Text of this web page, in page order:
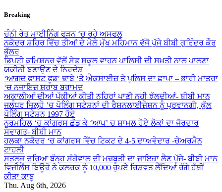
Skip
content
Breaking
ਚੰਨੀ ਰੇਤ ਮਾਈਨਿੰਗ ਫੜਨ ‘ਚ ਰਹੇ ਅਸਫਲ
ਨਕੋਦਰ ਸ਼ਹਿਰ ਵਿੱਚ ਤੀਆਂ ਦੇ ਮੇਲੇ ਮੁੱਖ ਮਹਿਮਾਨ ਵੱਜੋ ਪੁੱਜੇ ਬੀਬੀ ਗੁਰਿੰਦਰ ਕੌਰ
ਭੁੱਲਰ
ਡਿਪਟੀ ਕਮਿਸ਼ਨਰ ਵੱਲੋਂ ਸੇਫ ਸਕੂਲ ਵਾਹਨ ਪਾਲਿਸੀ ਦੀ ਸਖ਼ਤੀ ਨਾਲ ਪਾਲਣਾ
ਯਕੀਨੀ ਬਣਾਉਣ ਦੇ ਨਿਰਦੇਸ਼
‘ਆਗਦ ਫਾਸਟ ਫੂਡ’ ਢਾਬੇ ‘ਤੇ ਐਕਸਾਈਜ਼ ਤੇ ਪੁਲਿਸ ਦਾ ਛਾਪਾ – ਭਾਰੀ ਮਾਤਰਾ
‘ਚ ਨਜਾਇਜ਼ ਸ਼ਰਾਬ ਬਰਾਮਦ
ਅਕਾਲੀਆਂ ਦੀਆਂ ਪੱਕੀਆਂ ਕੀਤੀ ਨਹਿਰਾਂ ਪਾਣੀ ਨਹੀ ਝੱਲਦੀਆਂ- ਬੀਬੀ ਮਾਨ
ਜਲੰਧਰ ਜ਼ਿਲ੍ਹੇ ’ਚ ਪੋਲਿੰਗ ਸਟੇਸ਼ਨਾਂ ਦੀ ਰੈਸ਼ਨਲਾਈਜ਼ੇਸ਼ਨ ਨੂੰ ਪ੍ਰਵਾਨਗੀ, ਕੁੱਲ
ਪੋਲਿੰਗ ਸਟੇਸ਼ਨ 1997 ਹੋਏ
ਨੂਰਮਹਿਲ ‘ਚ ਕਾਂਗਰਸ ਛੱਡ ਕੇ ‘ਆਪ’ ਚ ਸ਼ਾਮਲ ਹੋਏ ਲੋਕਾਂ ਦਾ ਜੋਰਦਾਰ
ਸਵਾਗਤ- ਬੀਬੀ ਮਾਨ
ਹਲਕਾ ਨਕੋਦਰ ‘ਚ ਕਾਂਗਰਸ ਵਿੱਚ ਟਿਕਟ ਦੇ 4-5 ਦਾਅਵੇਦਾਰ -ਚੇਅਰਮੈਨ
ਟਾਹਲੀ
ਸਤਲੁਜ ਦਰਿਆ ਬੰਨ੍ਹ ਸੰਗੋਵਾਲ ਦੀ ਮਜ਼ਬੂਤੀ ਦਾ ਜਾਇਜ਼ਾ ਲੈਣ ਪੁੱਜੇ- ਬੀਬੀ ਮਾਨ
ਵਿਜੀਲੈਂਸ ਬਿਊਰੋ ਨੇ ਕਲਰਕ ਨੂੰ 10,000 ਰੁਪਏ ਰਿਸ਼ਵਤ ਲੈਂਦਿਆਂ ਰੰਗੇ ਹੱਥੀਂ
ਕੀਤਾ ਕਾਬੂ
Thu. Aug 6th, 2026